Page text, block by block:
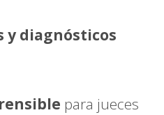
y diagnósticos
para jueces